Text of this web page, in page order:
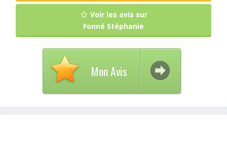
Voir les avis sur
Fonné Stéphanie
Mon Avis